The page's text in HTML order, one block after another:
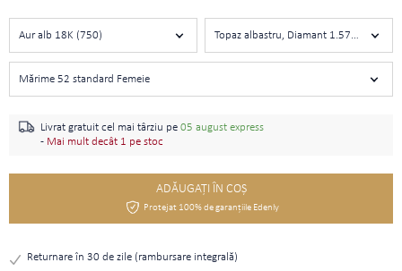
Aur alb 18K (750) Topaz albastru, Diamant 1.571 carate
Mărime 52 standard Femeie
Livrat gratuit cel mai târziu pe 05 august express
- Mai mult decât 1 pe stoc
ADĂUGAŢI ÎN COŞ
Protejat 100% de garanțiile Edenly
Returnare în 30 de zile (rambursare integrală)